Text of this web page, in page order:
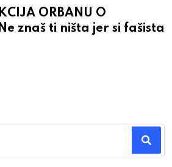
ORBANU O
znaš ti ništa jer si fašista
for results.